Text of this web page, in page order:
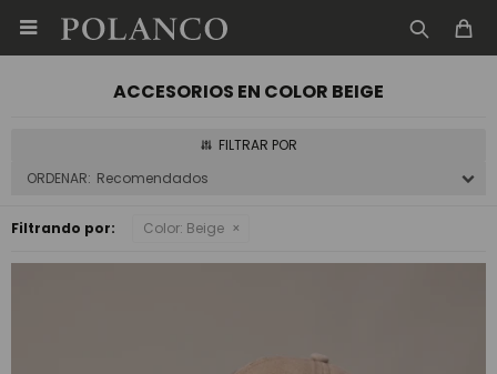

ACCESORIOS EN COLOR BEIGE
Recomendados
Filtrando por: Color: Beige